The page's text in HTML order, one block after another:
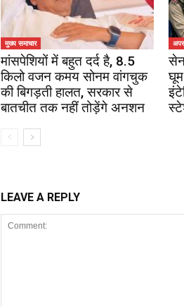
मुख्य समाचार
मांसपेशियों में बहुत दर्द है, 8.5
किलो वजन कमय सोनम वांगचुक
की बिगड़ती हालत, सरकार से
बातचीत तक नहीं तोड़ेंगे अनशन
घूम
LEAVE A REPLY